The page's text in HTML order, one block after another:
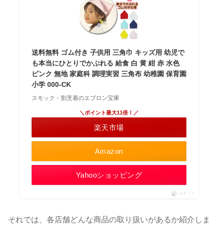
送料無料 ゴム付き 子供用 三角巾 キッズ用 幼児で
も本当にひとりでかぶれる 給食 白 黄 紺 赤 水色
ピンク 無地 家庭科 調理実習 三角布 幼稚園 保育園
小学 000-CK
スモック・割烹着のエプロン宝庫
Amazon
＼ポイント最大11倍！／
楽天市場
Yahooショッピング
ポチップ
それでは、各店舗どんな商品の取り扱いがあるか紹介しま